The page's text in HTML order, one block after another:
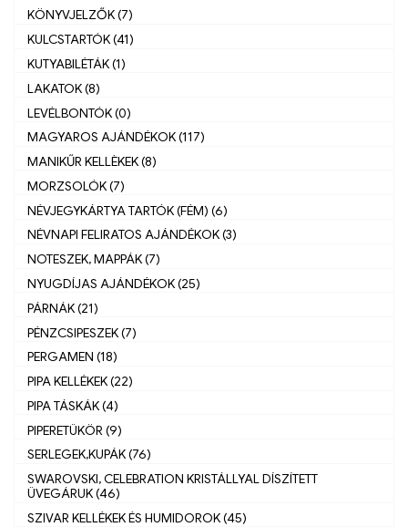
KÖNYVJELZŐK (7)
KULCSTARTÓK (41)
KUTYABILÉTÁK (1)
LAKATOK (8)
LEVÉLBONTÓK (0)
MAGYAROS AJÁNDÉKOK (117)
MANIKŰR KELLÈKEK (8)
MORZSOLÓK (7)
NÉVJEGYKÁRTYA TARTÓK (FÉM) (6)
NÉVNAPI FELIRATOS AJÁNDÉKOK (3)
NOTESZEK, MAPPÁK (7)
NYUGDÍJAS AJÁNDÉKOK (25)
PÁRNÁK (21)
PÉNZCSIPESZEK (7)
PERGAMEN (18)
PIPA KELLÉKEK (22)
PIPA TÁSKÁK (4)
PIPERETÜKÖR (9)
SERLEGEK,KUPÁK (76)
SWAROVSKI, CELEBRATION KRISTÁLLYAL DÍSZÍTETT
ÜVEGÁRUK (46)
SZIVAR KELLÉKEK ÉS HUMIDOROK (45)